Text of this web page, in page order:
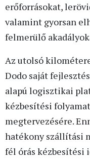
erőforrásokat,
valamint gyorsan
felmerülő
Az utolsó
Dodo saját
alapú logisztikai
kézbesítési
megtervezésére.
hatékony szállítási
fél órás